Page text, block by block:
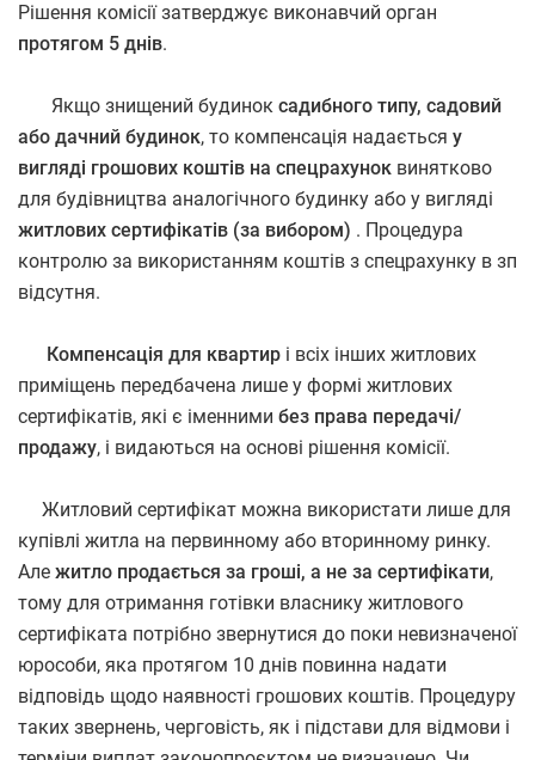
Рішення комісії затверджує виконавчий орган
протягом 5 днів.
Якщо знищений будинок садибного типу, садовий
або дачний будинок, то компенсація надається у
вигляді грошових коштів на спецрахунок винятково
для будівництва аналогічного будинку або у вигляді
житлових сертифікатів (за вибором) . Процедура
контролю за використанням коштів з спецрахунку в зп
відсутня.
Компенсація для квартир і всіх інших житлових
приміщень передбачена лише у формі житлових
сертифікатів, які є іменними без права передачі/
продажу, і видаються на основі рішення комісії.
Житловий сертифікат можна використати лише для
купівлі житла на первинному або вторинному ринку.
Але житло продається за гроші, а не за сертифікати,
тому для отримання готівки власнику житлового
сертифіката потрібно звернутися до поки невизначеної
юрособи, яка протягом 10 днів повинна надати
відповідь щодо наявності грошових коштів. Процедуру
таких звернень, черговість, як і підстави для відмови і